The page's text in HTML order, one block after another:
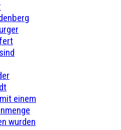
einem
wurden